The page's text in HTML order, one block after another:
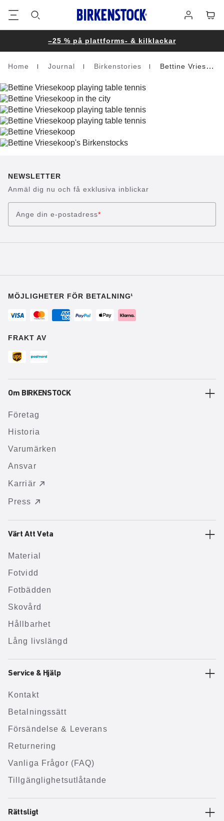
in
–25 % på plattforms- & kilklackar
Homepage
Home Journal Birkenstories Bettine Vriesekoop
NEWSLETTER
Anmäl dig nu och få exklusiva inblickar
Ange din e-postadress*
MÖJLIGHETER FÖR BETALNING¹
FRAKT AV
Om BIRKENSTOCK
Företag
Historia
Varumärken
Ansvar
Karriär
Press
Värt Att Veta
Material
Fotvidd
Fotbädden
Skovård
Hållbarhet
Lång livslängd
Service & Hjälp
Kontakt
Betalningssätt
Försändelse & Leverans
Returnering
Vanliga Frågor (FAQ)
Tillgänglighetsutlåtande
Rättsligt